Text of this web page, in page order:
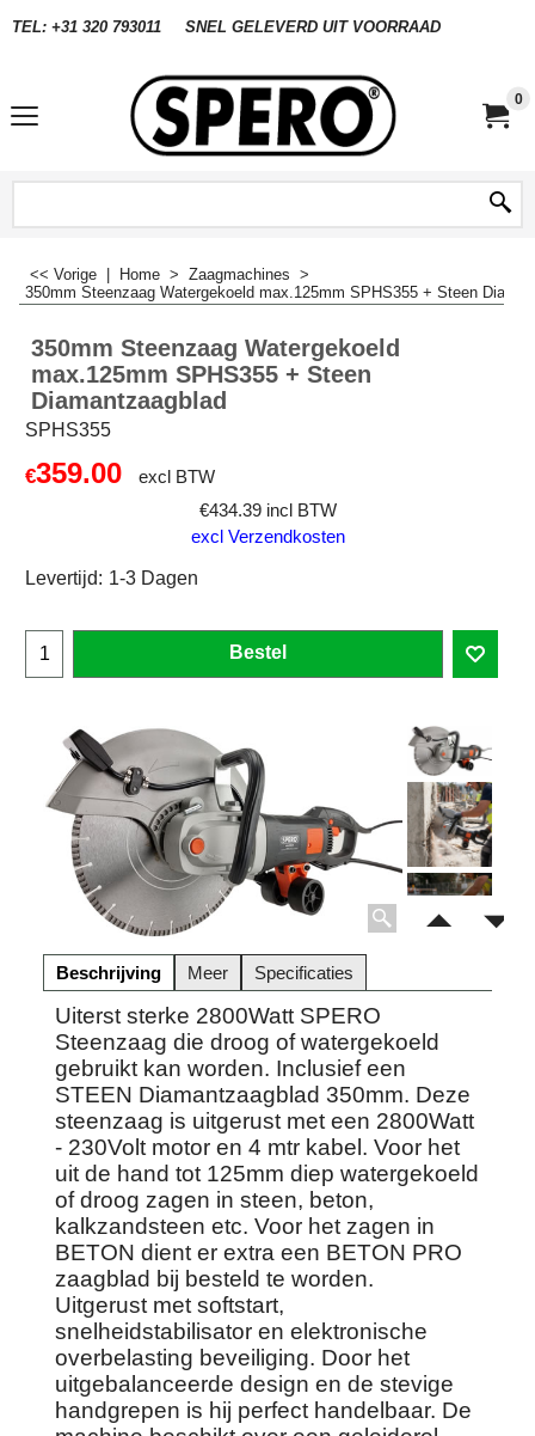
TEL: +31 320 793011 SNEL GELEVERD UIT VOORRAAD
0
<< Vorige Home > Zaagmachines >
350mm Steenzaag Watergekoeld max.125mm SPHS355 + Steen
350mm Steenzaag Watergekoeld
max.125mm SPHS355 + Steen
Diamantzaagblad
SPHS355
€359.00
excl BTW
€434.39 incl BTW
excl Verzendkosten
Levertijd: 1-3 Dagen
Bestel
Beschrijving Meer Specificaties
Uiterst sterke 2800Watt SPERO
Steenzaag die droog of watergekoeld
gebruikt kan worden. Inclusief een
STEEN Diamantzaagblad 350mm. Deze
steenzaag is uitgerust met een 2800Watt
- 230Volt motor en 4 mtr kabel. Voor het
uit de hand tot 125mm diep watergekoeld
of droog zagen in steen, beton,
kalkzandsteen etc. Voor het zagen in
BETON dient er extra een BETON PRO
zaagblad bij besteld te worden.
Uitgerust met softstart,
snelheidstabilisator en elektronische
overbelasting beveiliging. Door het
uitgebalanceerde design en de stevige
handgrepen is hij perfect handelbaar. De